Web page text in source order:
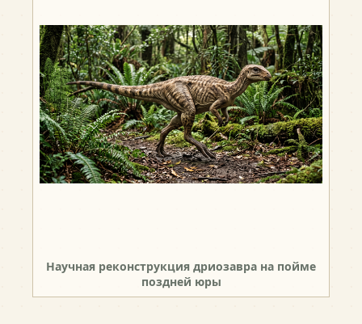
Научная реконструкция дриозавра на пойме
поздней юры